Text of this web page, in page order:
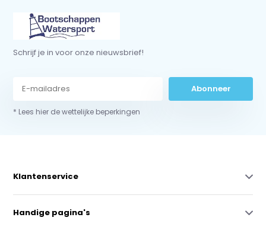
Schrijf je in voor onze nieuwsbrief!
Abonneer
* Lees hier de wettelijke beperkingen
Klantenservice
Handige pagina's